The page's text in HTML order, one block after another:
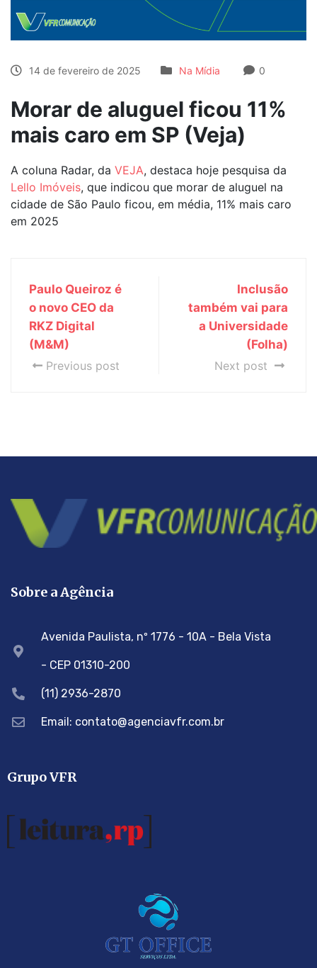
14 de fevereiro de 2025 Na Mídia 0
Morar de aluguel ficou 11%
mais caro em SP (Veja)
A coluna Radar, da VEJA, destaca hoje pesquisa da
Lello Imóveis, que indicou que morar de aluguel na
cidade de São Paulo ficou, em média, 11% mais caro
em 2025
Paulo Queiroz é
o novo CEO da
RKZ Digital
(M&M)
Previous post
Inclusão
também vai para
a Universidade
(Folha)
Next post
Sobre a Agência
Avenida Paulista, nº 1776 - 10A - Bela Vista
- CEP 01310-200
(11) 2936-2870
Email: contato@agenciavfr.com.br
Grupo VFR